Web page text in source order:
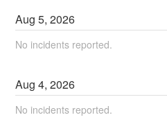
Aug5,2026
No incidents reported.
Aug4,2026
No incidents reported.